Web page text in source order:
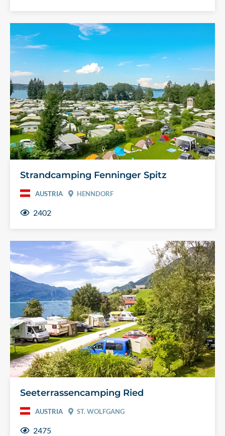
Strandcamping Fenninger Spitz
AUSTRIA HENNDORF
2402
Seeterrassencamping Ried
AUSTRIA ST. WOLFGANG
2475